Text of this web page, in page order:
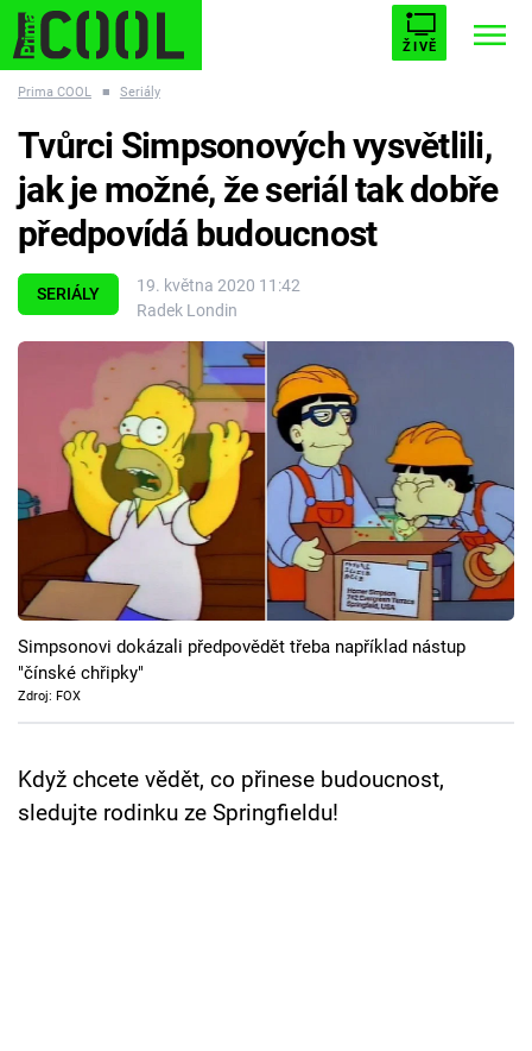
ŽIVĚ
ESCAPE PLNEJ KOTEL AVENGERS 5
Témata
Seriály
Hry
Cool Esport
Pořady
TV Program
Sledujte prima+
Přihlášení
Prima COOL ■ Seriály
SERIÁLY
19. května 2020 11:42
Radek Londin
Tvůrci Simpsonových vysvětlili,
jak je možné, že seriál tak dobře
předpovídá budoucnost
Simpsonovi dokázali předpovědět třeba například nástup
"čínské chřipky"
Zdroj: FOX
Když chcete vědět, co přinese budoucnost,
sledujte rodinku ze Springfieldu!